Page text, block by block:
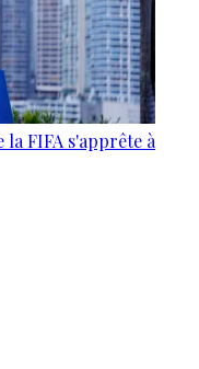
FIFA s'apprête à